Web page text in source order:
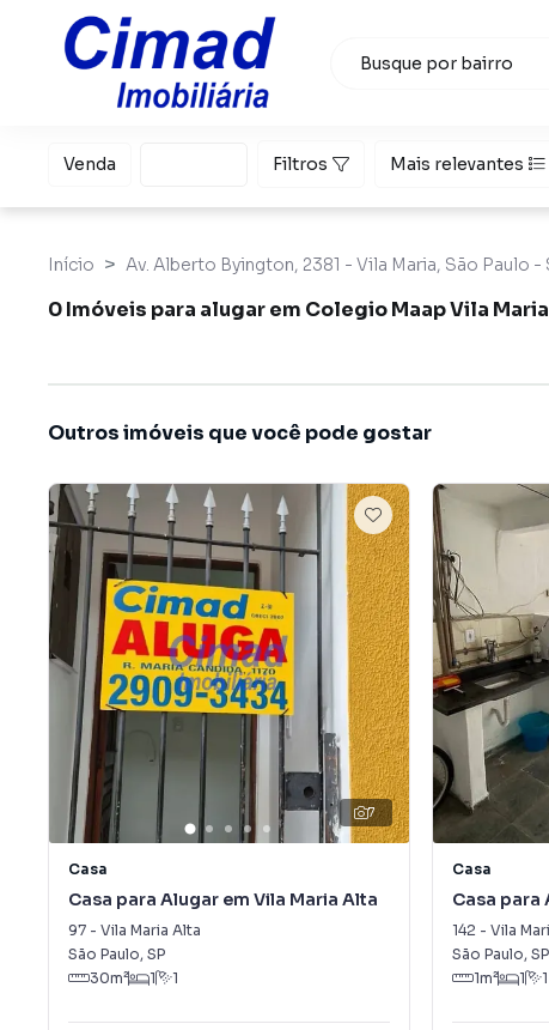
Venda Filtros Mais relevantes
Início Av. Alberto Byington, 2381 - Vila Maria, São Paulo -
0 Imóveis para alugar em Colegio Maap Vila
Outros imóveis que você pode gostar
7
Casa
Casa para Alugar em Vila Maria Alta
97 - Vila Maria Alta
São Paulo, SP
30m² 1 1
Casa
Casa para
142 - Vila
São Paulo, SP
1m² 1 1